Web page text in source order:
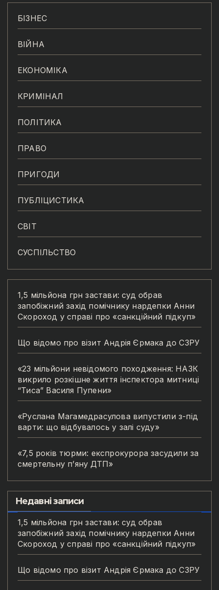
БІЗНЕС
ВІЙНА
ЕКОНОМІКА
КРИМІНАЛ
ПОЛІТИКА
ПРАВО
ПРИГОДИ
ПУБЛІЦИСТИКА
СВІТ
СУСПІЛЬСТВО
1,5 мільйона грн застави: суд обрав
запобіжний захід помічнику нардепки Анни
Скороход у справі про «санкційний підкуп»
Що відомо про візит Андрія Єрмака до СЗРУ
«23 мільйони невідомого походження: НАЗК
викрило розкішне життя інспектора митниці
“Тиса” Василя Пупени»
«Руслана Магамедрасулова випустили з-під
варти: що відбувалось у залі суду»
«7,5 років тюрми: експрокурора засудили за
смертельну п’яну ДТП»
Недавні записи
1,5 мільйона грн застави: суд обрав
запобіжний захід помічнику нардепки Анни
Скороход у справі про «санкційний підкуп»
Що відомо про візит Андрія Єрмака до СЗРУ